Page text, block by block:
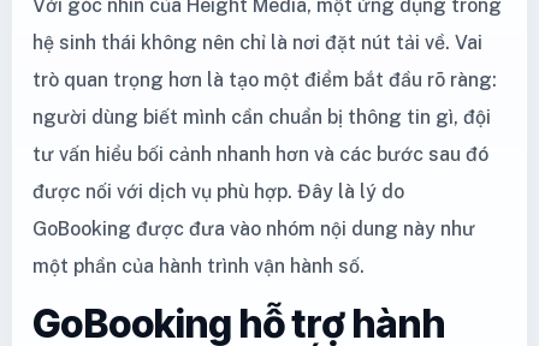
Với góc nhìn của Height Media, một ứng dụng trong
hệ sinh thái không nên chỉ là nơi đặt nút tải về. Vai
trò quan trọng hơn là tạo một điểm bắt đầu rõ ràng:
người dùng biết mình cần chuẩn bị thông tin gì, đội
tư vấn hiểu bối cảnh nhanh hơn và các bước sau đó
được nối với dịch vụ phù hợp. Đây là lý do
GoBooking được đưa vào nhóm nội dung này như
một phần của hành trình vận hành số.
GoBooking hỗ trợ hành